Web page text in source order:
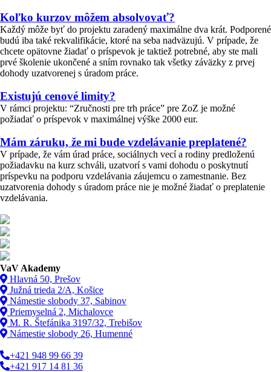
Koľko kurzov môžem absolvovať?
Každý môže byť do projektu zaradený maximálne dva krát. Podporené
budú iba také rekvalifikácie, ktoré na seba nadväzujú. V prípade, že
chcete opätovne žiadať o príspevok je taktiež potrebné, aby ste mali
prvé školenie ukončené a sním rovnako tak všetky záväzky z prvej
dohody uzatvorenej s úradom práce.
Existujú cenové limity?
V rámci projektu: “Zručnosti pre trh práce” pre ZoZ je možné
požiadať o príspevok v maximálnej výške 2000 eur.
Mám záruku, že mi bude vzdelávanie preplatené?
V prípade, že vám úrad práce, sociálnych vecí a rodiny predloženú
požiadavku na kurz schváli, uzatvorí s vami dohodu o poskytnutí
príspevku na podporu vzdelávania záujemcu o zamestnanie. Bez
uzatvorenia dohody s úradom práce nie je možné žiadať o preplatenie
vzdelávania.
VaV Akademy
Hlavná 50, Prešov
Južná trieda 2/A, Košice
Námestie slobody 37, Sabinov
Priemyselná 2, Michalovce
M. R. Štefánika 3197/32, Trebišov
Námestie slobody 26, Humenné
+421 948 99 66 39
+421 917 14 81 36